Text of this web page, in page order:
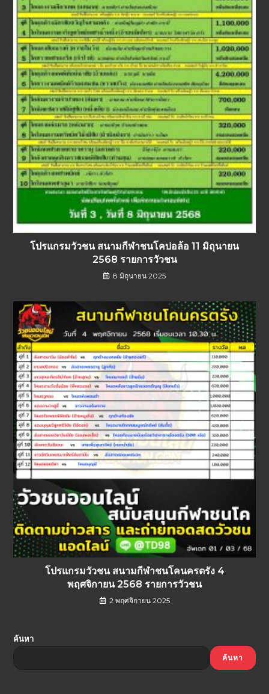
โปรแกรมวัวชน สนามกีฬาชนโคบ่อล้อ 11 มิถุนายน
2568 รายการวัวชน
8 มิถุนายน 2025
โปรแกรมวัวชน สนามกีฬาชนโคนครตรัง 4
พฤศจิกายน 2568 รายการวัวชน
2 พฤศจิกายน 2025
ค้นหา
ค้นหา